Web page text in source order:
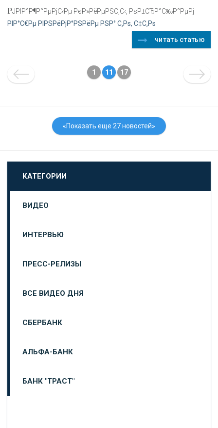
РЈРІР°Р¶Р°РµРјС‹Рµ РєР»РёРµРЅС‚С‹, РѕР±СЂР°С‰Р°РµРј
РІР°С€Рµ РІРЅРёРјР°РЅРёРµ РЅР° С‚Рѕ, С‡С‚Рѕ
читать статью
1 11 17
«Показать еще 27 новостей»
КАТЕГОРИИ
ВИДЕО
ИНТЕРВЬЮ
ПРЕСС-РЕЛИЗЫ
ВСЕ ВИДЕО ДНЯ
СБЕРБАНК
АЛЬФА-БАНК
БАНК "ТРАСТ"